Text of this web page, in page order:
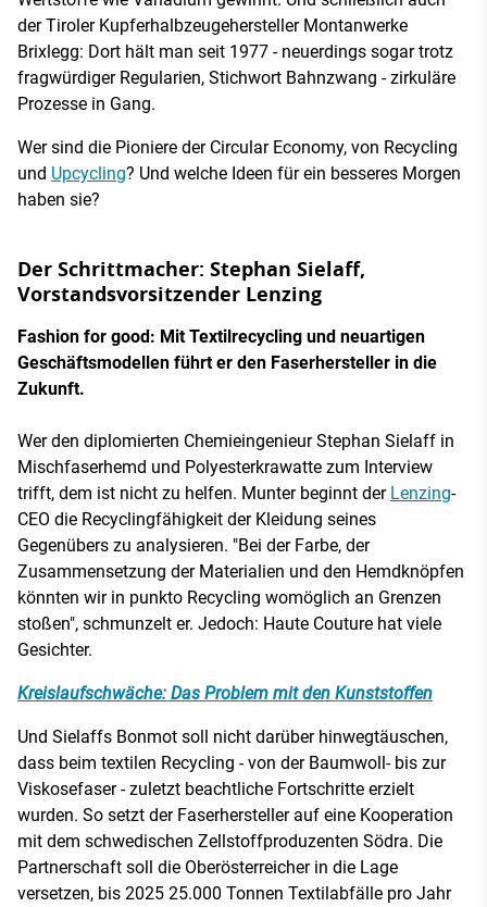
der Tiroler Kupferhalbzeugehersteller Montanwerke
Brixlegg: Dort hält man seit 1977 - neuerdings sogar trotz
fragwürdiger Regularien, Stichwort Bahnzwang - zirkuläre
Prozesse in Gang.
Wer sind die Pioniere der Circular Economy, von Recycling
und Upcycling? Und welche Ideen für ein besseres Morgen
haben sie?
Der Schrittmacher: Stephan Sielaff,
Vorstandsvorsitzender Lenzing
Fashion for good: Mit Textilrecycling und neuartigen
Geschäftsmodellen führt er den Faserhersteller in die
Zukunft.
Wer den diplomierten Chemieingenieur Stephan Sielaff in
Mischfaserhemd und Polyesterkrawatte zum Interview
trifft, dem ist nicht zu helfen. Munter beginnt der Lenzing-
CEO die Recyclingfähigkeit der Kleidung seines
Gegenübers zu analysieren. "Bei der Farbe, der
Zusammensetzung der Materialien und den Hemdknöpfen
könnten wir in punkto Recycling womöglich an Grenzen
stoßen", schmunzelt er. Jedoch: Haute Couture hat viele
Gesichter.
Kreislaufschwäche: Das Problem mit den Kunststoffen
Und Sielaffs Bonmot soll nicht darüber hinwegtäuschen,
dass beim textilen Recycling - von der Baumwoll- bis zur
Viskosefaser - zuletzt beachtliche Fortschritte erzielt
wurden. So setzt der Faserhersteller auf eine Kooperation
mit dem schwedischen Zellstoffproduzenten Södra. Die
Partnerschaft soll die Oberösterreicher in die Lage
versetzen, bis 2025 25.000 Tonnen Textilabfälle pro Jahr